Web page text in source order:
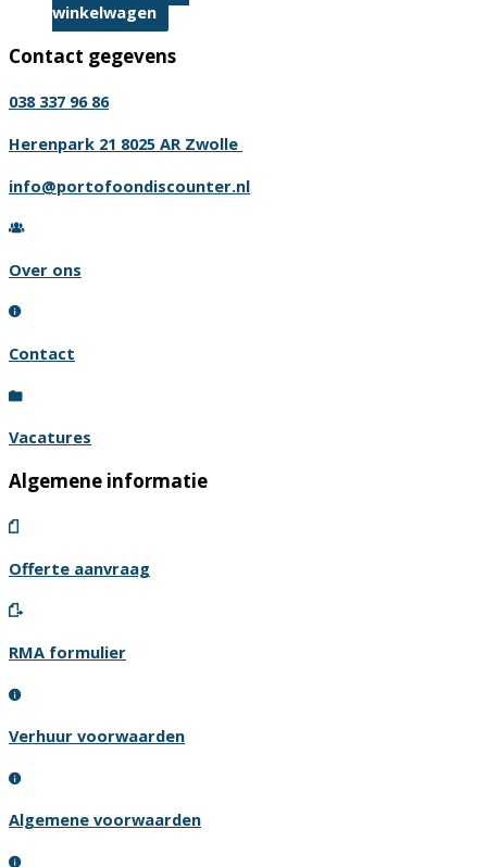
winkelwagen
Contact gegevens
038 337 96 86
Herenpark 21 8025 AR Zwolle
info@portofoondiscounter.nl
Over ons
Contact
Vacatures
Algemene informatie
Offerte aanvraag
RMA formulier
Verhuur voorwaarden
Algemene voorwaarden